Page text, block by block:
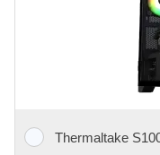
Thermaltake